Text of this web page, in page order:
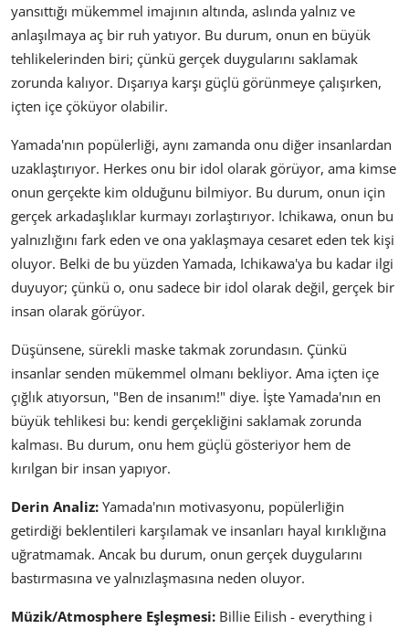
yansıttığı mükemmel imajının altında, aslında yalnız ve
anlaşılmaya aç bir ruh yatıyor. Bu durum, onun en büyük
tehlikelerinden biri; çünkü gerçek duygularını saklamak
zorunda kalıyor. Dışarıya karşı güçlü görünmeye çalışırken,
içten içe çöküyor olabilir.
Yamada'nın popülerliği, aynı zamanda onu diğer insanlardan
uzaklaştırıyor. Herkes onu bir idol olarak görüyor, ama kimse
onun gerçekte kim olduğunu bilmiyor. Bu durum, onun için
gerçek arkadaşlıklar kurmayı zorlaştırıyor. Ichikawa, onun bu
yalnızlığını fark eden ve ona yaklaşmaya cesaret eden tek kişi
oluyor. Belki de bu yüzden Yamada, Ichikawa'ya bu kadar ilgi
duyuyor; çünkü o, onu sadece bir idol olarak değil, gerçek bir
insan olarak görüyor.
Düşünsene, sürekli maske takmak zorundasın. Çünkü
insanlar senden mükemmel olmanı bekliyor. Ama içten içe
çığlık atıyorsun, "Ben de insanım!" diye. İşte Yamada'nın en
büyük tehlikesi bu: kendi gerçekliğini saklamak zorunda
kalması. Bu durum, onu hem güçlü gösteriyor hem de
kırılgan bir insan yapıyor.
Derin Analiz: Yamada'nın motivasyonu, popülerliğin
getirdiği beklentileri karşılamak ve insanları hayal kırıklığına
uğratmamak. Ancak bu durum, onun gerçek duygularını
bastırmasına ve yalnızlaşmasına neden oluyor.
Müzik/Atmosphere Eşleşmesi: Billie Eilish - everything i